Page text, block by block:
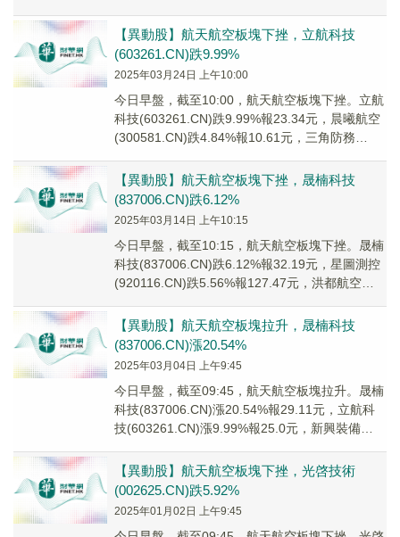
【異動股】航天航空板塊下挫，立航科技
(603261.CN)跌9.99%
2025年03月24日 上午10:00
今日早盤，截至10:00，航天航空板塊下挫。立航
科技(603261.CN)跌9.99%報23.34元，晨曦航空
(300581.CN)跌4.84%報10.61元，三角防務
【異動股】航天航空板塊下挫，晟楠科技
(837006.CN)跌6.12%
2025年03月14日 上午10:15
今日早盤，截至10:15，航天航空板塊下挫。晟楠
科技(837006.CN)跌6.12%報32.19元，星圖測控
(920116.CN)跌5.56%報127.47元，洪都航空
【異動股】航天航空板塊拉升，晟楠科技
(837006.CN)漲20.54%
2025年03月04日 上午9:45
今日早盤，截至09:45，航天航空板塊拉升。晟楠
科技(837006.CN)漲20.54%報29.11元，立航科
技(603261.CN)漲9.99%報25.0元，新興裝備
【異動股】航天航空板塊下挫，光啓技術
(002625.CN)跌5.92%
2025年01月02日 上午9:45